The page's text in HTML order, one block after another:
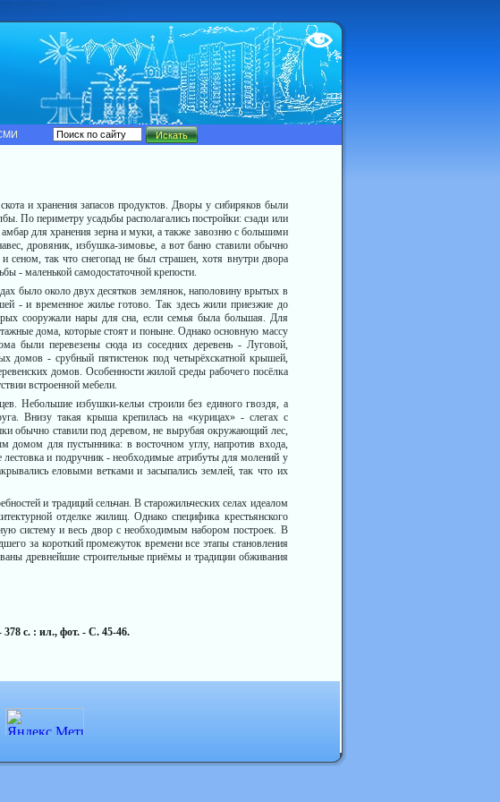
Test
и хранения запасов продуктов. Дворы у сибиряков были
По периметру усадьбы располагались постройки: сзади или
для хранения зерна и муки, а также завозню с большими
дровяник, избушка-зи­мовье, а вот баню ставили обычно
сеном, так что снегопад не был страшен, хотя внутри двора
- маленькой самодостаточной крепости.
было около двух десятков землянок, наполовину врытых в
- и временное жилье готово. Так здесь жили приезжие до
сооружали нары для сна, если семья была большая. Для
дома, которые стоят и поныне. Однако основную массу
были перевезены сюда из соседних деревень - Луговой,
домов - срубный пятистенок под четырёхскатной крышей,
домов. Особенности жилой среды рабочего посёлка
встроенной мебели.
Небольшие избушки-кельи строили без единого гвоздя, а
Внизу такая крыша крепилась на «курицах» - слегах с
обычно ставили под деревом, не вырубая окружающий лес,
домом для пустынника: в восточном углу, напротив входа,
и подручник - необходимые атрибуты для молений у
еловы­ми ветками и засыпались землей, так что их
и традиций сельчан. В старожильческих селах идеалом
отделке жилищ. Од­нако специфика крестьянского
систему и весь двор с необходимым набором построек. В
за короткий промежуток времени все этапы становления
древнейшие строи­тельные приёмы и традиции обживания
с. : ил., фот. - С. 45-46.